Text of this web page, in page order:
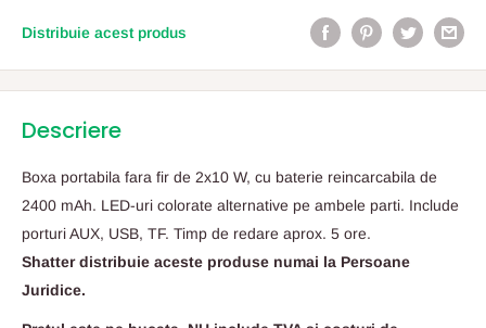
Distribuie acest produs
Descriere
Boxa portabila fara fir de 2x10 W, cu baterie reincarcabila de
2400 mAh. LED-uri colorate alternative pe ambele parti. Include
porturi AUX, USB, TF. Timp de redare aprox. 5 ore.
Shatter distribuie aceste produse numai la Persoane
Juridice.